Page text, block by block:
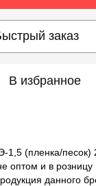
заказ
В избранное
1,5 (пленка/песок)
оптом и в розницу
данного